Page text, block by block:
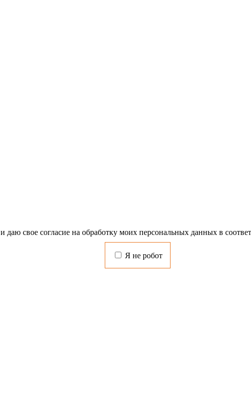
и даю свое согласие на обработку моих персональных данных в
Я не робот